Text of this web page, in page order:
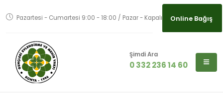
Pazartesi - Cumartesi 9:00 - 18:00 / Pazar - Kapalı Online Bağış
Şimdi Ara
0 332 236 14 60